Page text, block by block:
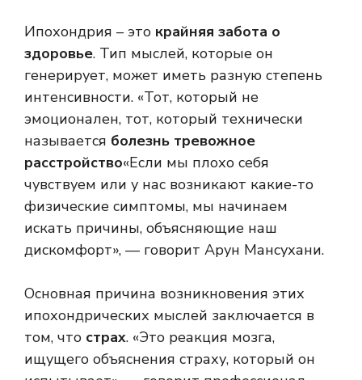
Ипохондрия – это крайняя забота о
здоровье. Тип мыслей, которые он
генерирует, может иметь разную степень
интенсивности. «Тот, который не
эмоционален, тот, который технически
называется болезнь тревожное
расстройство«Если мы плохо себя
чувствуем или у нас возникают какие-то
физические симптомы, мы начинаем
искать причины, объясняющие наш
дискомфорт», — говорит Арун Мансухани.
Основная причина возникновения этих
ипохондрических мыслей заключается в
том, что страх. «Это реакция мозга,
ищущего объяснения страху, который он